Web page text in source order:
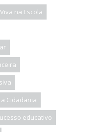
na Escola
Cidadania
educativo